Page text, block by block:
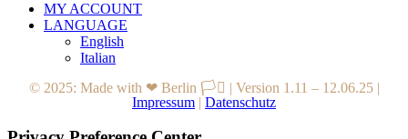
MY ACCOUNT
LANGUAGE
English
Italian
© 2025: Made with ❤ Berlin 🏳️‍⚧️ | Version 1.11 – 12.06.25|
Impressum | Datenschutz